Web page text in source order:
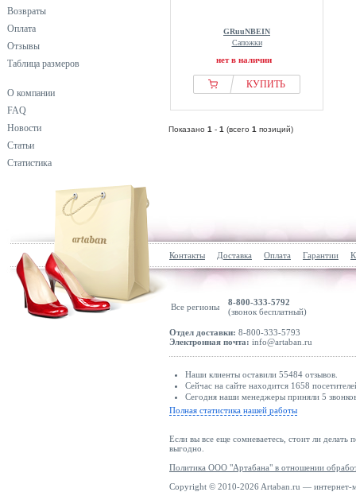
Возвраты
Оплата
Отзывы
Таблица размеров
О компании
FAQ
Новости
Статьи
Статистика
GRuuNBEIN
Сапожки
нет в наличии
КУПИТЬ
Показано 1 - 1 (всего 1 позиций)
Контакты Доставка Оплата Гарантии
Все регионы
8-800-333-5792
(звонок бесплатный)
Отдел доставки: 8-800-333-5793
Электронная почта: info@artaban.ru
Наши клиенты оставили 55484 отзывов.
Сейчас на сайте находится 1658
Сегодня наши менеджеры приняли 5
Полная статистика нашей работы
Если вы все еще сомневаетесь, стоит ли делать
выгодно.
Политика ООО "Артабана" в отношении
Copyright © 2010-2026 Artaban.ru — интернет-